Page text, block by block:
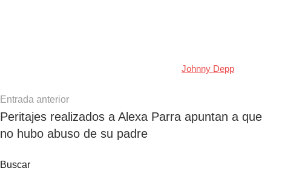
Johnny Depp
Navegación
de
entradas
Entrada anterior
Peritajes realizados a Alexa Parra apuntan a que
no hubo abuso de su padre
Buscar